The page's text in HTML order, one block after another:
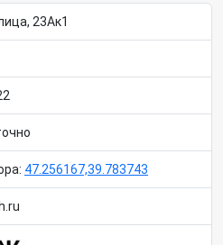
23Ак1
47.256167,39.783743